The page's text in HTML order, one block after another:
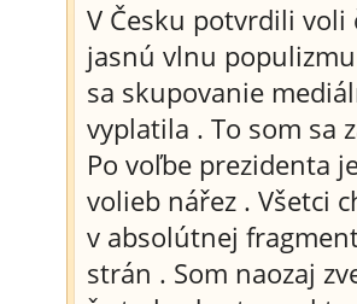
V Česku potvrdili voli
jasnú vlnu
sa skupovanie
vyplatila . To som sa
Po voľbe prezidenta
volieb nářez . Všetci
v absolútnej
strán . Som naozaj